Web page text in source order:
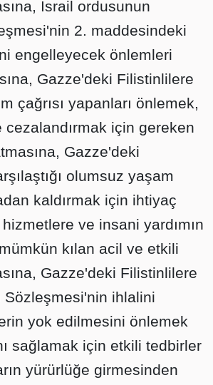
İsrail ordusunun
2. maddesindeki
engelleyecek önlemleri
Gazze'deki Filistinlilere
çağrısı yapanları önlemek,
için gereken
Gazze'deki
olumsuz yaşam
kaldırmak için ihtiyaç
ve insani yardımın
kılan acil ve etkili
Gazze'deki Filistinlilere
Sözleşmesi'nin ihlalini
yok edilmesini önlemek
sağlamak için etkili tedbirler
yürürlüğe girmesinden